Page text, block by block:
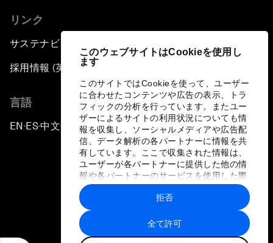
このウェブサイトはCookieを使用し
ます
このサイトではCookieを使って、ユーザー
に合わせたコンテンツや広告の表示、トラ
フィックの分析を行っています。またユー
ザーによるサイトの利用状況についても情
報を収集し、ソーシャルメディアや広告配
信、データ解析の各パートナーに情報を共
有しています。ここで収集された情報は、
ユーザーが各パートナーに提供した他の情
報や各パートナーのサービスを使用した際
に収集された情報と組み合わされ、各パー
トナーによって使用されることがありま
す。
全て許可
拒否
リンク
サステナビリティへの取り組み
採用情報 (英語のみ)
言語
EN ▪ ES▪中文▪ 日本語
プライバシーポリシーと利用規約
サイトマップ